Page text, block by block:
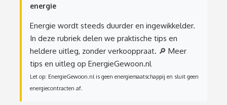
energie
Energie wordt steeds duurder en ingewikkelder.
In deze rubriek delen we praktische tips en
heldere uitleg, zonder verkooppraat. 🔎 Meer
tips en uitleg op EnergieGewoon.nl
Let op: EnergieGewoon.nl is geen energiemaatschappij en sluit geen
energiecontracten af.